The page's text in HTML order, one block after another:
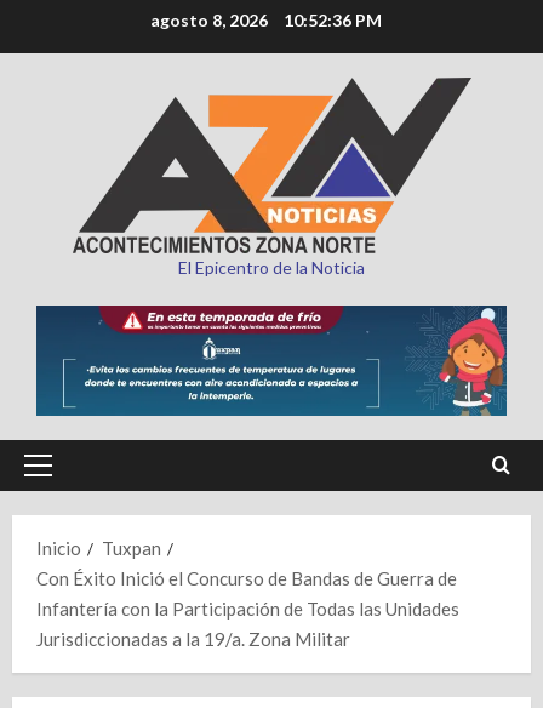
al
agosto 8, 2026 10:52:38 PM
El Epicentro de la Noticia
Menú
Inicio
Tuxpan
Con Éxito Inició el Concurso de Bandas de Guerra de
Infantería con la Participación de Todas las Unidades
Jurisdiccionadas a la 19/a. Zona Militar